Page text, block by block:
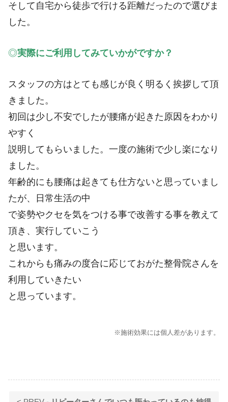
そして自宅から徒歩で行ける距離だったので選びま
した。
◎実際にご利用してみていかがですか？
スタッフの方はとても感じが良く明るく挨拶して頂
きました。
初回は少し不安でしたが腰痛が起きた原因をわかり
やすく
説明してもらいました。一度の施術で少し楽になり
ました。
年齢的にも腰痛は起きても仕方ないと思っていまし
たが、日常生活の中
で姿勢やクセを気をつける事で改善する事を教えて
頂き、実行していこう
と思います。
これからも痛みの度合に応じておがた整骨院さんを
利用していきたい
と思っています。
※施術効果には個人差があります。